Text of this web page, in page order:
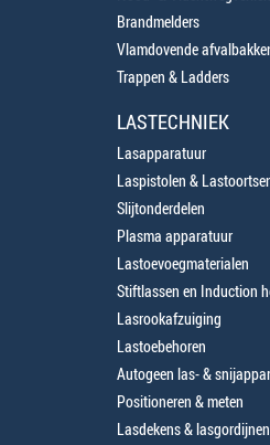
Brandmelders
Vlamdovende
Trappen & Ladders
LASTECHNIEK
Lasapparatuur
Laspistolen &
Slijtonderdelen
Plasma apparatuur
Lastoevoegmaterialen
Stiftlassen en Induction
Lasrookafzuiging
Lastoebehoren
Autogeen las- &
Positioneren & meten
Lasdekens & lasgordijnen